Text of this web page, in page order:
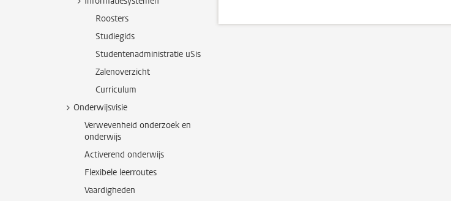
Roosters
Studiegids
Studentenadministratie uSis
Zalenoverzicht
Curriculum
Onderwijsvisie
Verwevenheid onderzoek en
onderwijs
Activerend onderwijs
Flexibele leerroutes
Vaardigheden